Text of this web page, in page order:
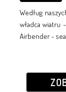
Według
władca wiatru
Airbender -